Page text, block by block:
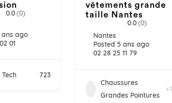
0.0(0)
ans ago
01
723
vêtements grande
taille Nantes
0.0(0)
Nantes
Posted 5 ans ago
02 28 25 11 79
Chaussures
Grandes Pointures
+1